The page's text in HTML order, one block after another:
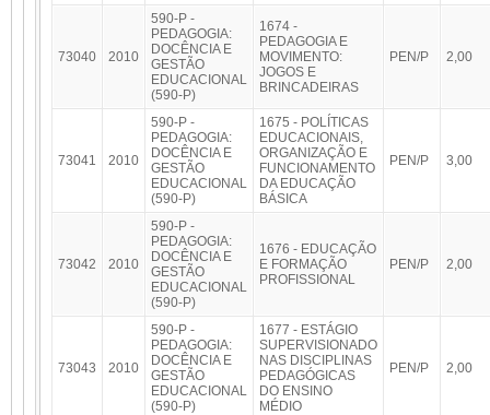
73040 2010
590-P -
PEDAGOGIA:
DOCÊNCIA E
GESTÃO
EDUCACIONAL
(590-P)
1674 -
PEDAGOGIA E
MOVIMENTO:
JOGOS E
BRINCADEIRAS
PEN/P 2,00
73041 2010
590-P -
PEDAGOGIA:
DOCÊNCIA E
GESTÃO
EDUCACIONAL
(590-P)
1675 - POLÍTICAS
EDUCACIONAIS,
ORGANIZAÇÃO E
FUNCIONAMENTO
DA EDUCAÇÃO
BÁSICA
PEN/P 3,00
73042 2010
590-P -
PEDAGOGIA:
DOCÊNCIA E
GESTÃO
EDUCACIONAL
(590-P)
1676 - EDUCAÇÃO
E FORMAÇÃO
PROFISSIONAL
PEN/P 2,00
73043 2010
590-P -
PEDAGOGIA:
DOCÊNCIA E
GESTÃO
EDUCACIONAL
(590-P)
1677 - ESTÁGIO
SUPERVISIONADO
NAS DISCIPLINAS
PEDAGÓGICAS
DO ENSINO
MÉDIO
PEN/P 2,00